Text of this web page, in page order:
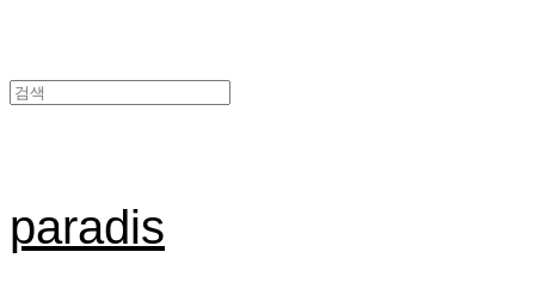
paradis